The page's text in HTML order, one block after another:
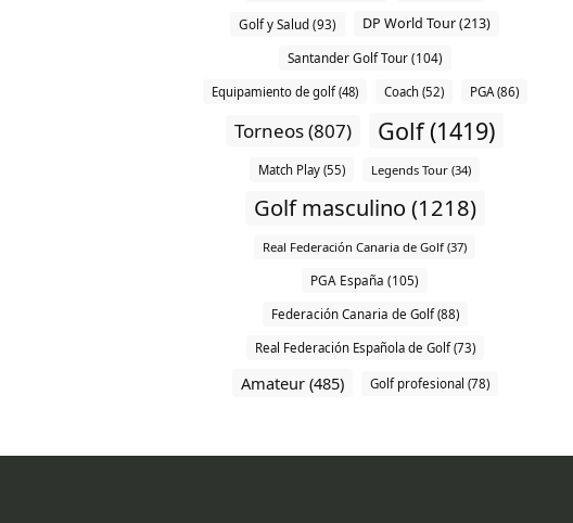
Golf y Salud (93) DP World Tour (213)
Santander Golf Tour (104)
Equipamiento de golf (48) Coach (52) PGA (86)
Torneos (807) Golf (1419)
Match Play (55) Legends Tour (34)
Golf masculino (1218)
Real Federación Canaria de Golf (37)
PGA España (105)
Federación Canaria de Golf (88)
Real Federación Española de Golf (73)
Amateur (485) Golf profesional (78)